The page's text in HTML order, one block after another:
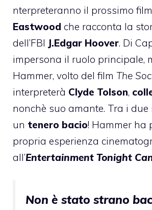
nterpreteranno il prossimo
Eastwood che racconta la
dell’FBI J.Edgar Hoover. Di
impersona il ruolo principale,
Hammer, volto del film The
interpreterà Clyde Tolson,
nonchè suo amante. Tra i due
un tenero bacio! Hammer ha
propria esperienza
all’Entertainment Tonight
Non è stato strano